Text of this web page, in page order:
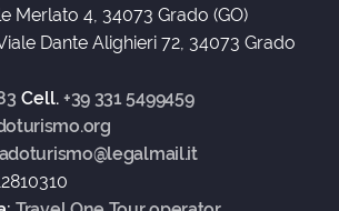
Merlato 4, 34073 Grado (GO)
Dante Alighieri 72, 34073 Grado
Cell. +39 331 5499459